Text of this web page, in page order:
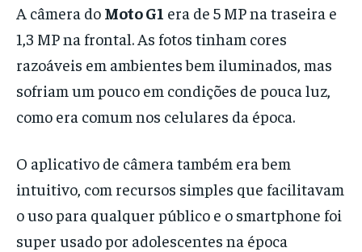
A câmera do Moto G1 era de 5 MP na traseira e
1,3 MP na frontal. As fotos tinham cores
razoáveis em ambientes bem iluminados, mas
sofriam um pouco em condições de pouca luz,
como era comum nos celulares da época.
O aplicativo de câmera também era bem
intuitivo, com recursos simples que facilitavam
o uso para qualquer público e o smartphone foi
super usado por adolescentes na época